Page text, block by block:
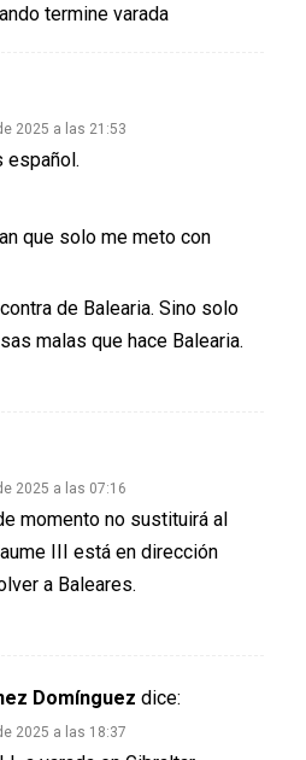
termine varada
2025 a las 21:53
español.
que solo me meto con
de Balearia. Sino solo
malas que hace Balearia.
2025 a las 07:16
momento no sustituirá al
III está en dirección
a Baleares.
Domínguez dice:
2025 a las 18:37